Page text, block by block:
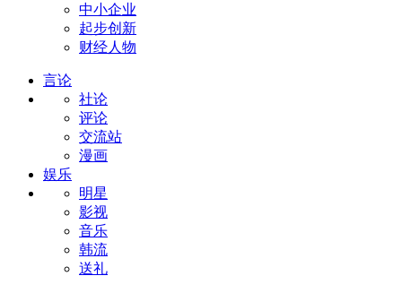
中小企业
起步创新
财经人物
言论
社论
评论
交流站
漫画
娱乐
明星
影视
音乐
韩流
送礼